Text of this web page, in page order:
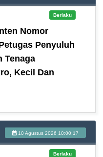
Berlaku
Nomor
Penyuluh
Tenaga
Kecil Dan
10 Agustus 2026 10:00:17
Berlaku